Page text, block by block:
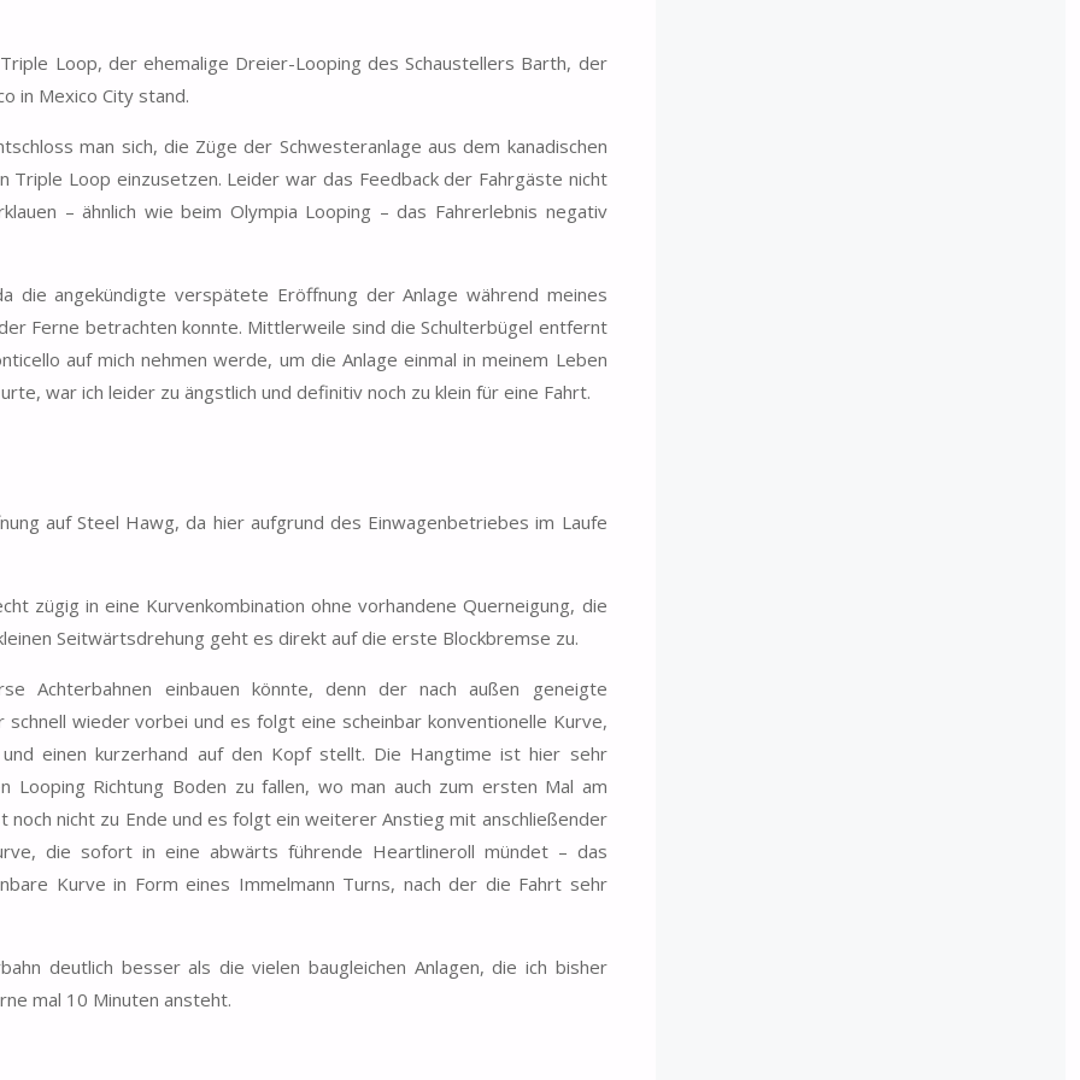
Loop, der ehemalige Dreier-Looping des Schaustellers Barth, der
in Mexico City stand.
man sich, die Züge der Schwesteranlage aus dem kanadischen
Triple Loop einzusetzen. Leider war das Feedback der Fahrgäste nicht
– ähnlich wie beim Olympia Looping – das Fahrerlebnis negativ
die angekündigte verspätete Eröffnung der Anlage während meines
Ferne betrachten konnte. Mittlerweile sind die Schulterbügel entfernt
auf mich nehmen werde, um die Anlage einmal in meinem Leben
war ich leider zu ängstlich und definitiv noch zu klein für eine Fahrt.
auf Steel Hawg, da hier aufgrund des Einwagenbetriebes im Laufe
zügig in eine Kurvenkombination ohne vorhandene Querneigung, die
Seitwärtsdrehung geht es direkt auf die erste Blockbremse zu.
Achterbahnen einbauen könnte, denn der nach außen geneigte
wieder vorbei und es folgt eine scheinbar konventionelle Kurve,
einen kurzerhand auf den Kopf stellt. Die Hangtime ist hier sehr
Richtung Boden zu fallen, wo man auch zum ersten Mal am
nicht zu Ende und es folgt ein weiterer Anstieg mit anschließender
die sofort in eine abwärts führende Heartlineroll mündet – das
Kurve in Form eines Immelmann Turns, nach der die Fahrt sehr
deutlich besser als die vielen baugleichen Anlagen, die ich bisher
mal 10 Minuten ansteht.